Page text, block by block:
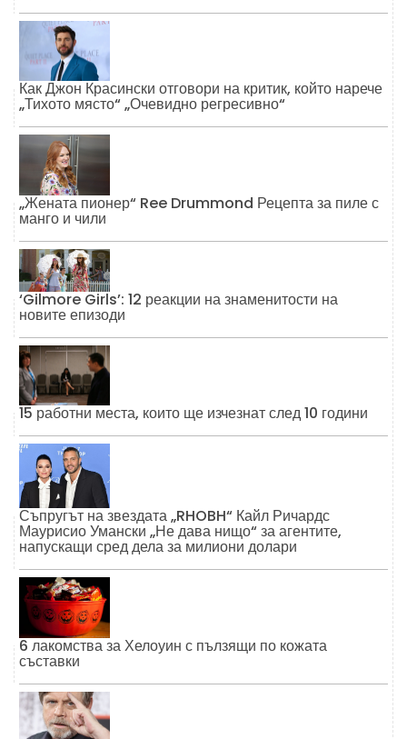
Как Джон Красински отговори на критик, който нарече
„Тихото място“ „Очевидно регресивно“
„Жената пионер“ Ree Drummond Рецепта за пиле с
манго и чили
‘Gilmore Girls’: 12 реакции на знаменитости на
новите епизоди
15 работни места, които ще изчезнат след 10 години
Съпругът на звездата „RHOBH“ Кайл Ричардс
Маурисио Умански „Не дава нищо“ за агентите,
напускащи сред дела за милиони долари
6 лакомства за Хелоуин с пълзящи по кожата
съставки